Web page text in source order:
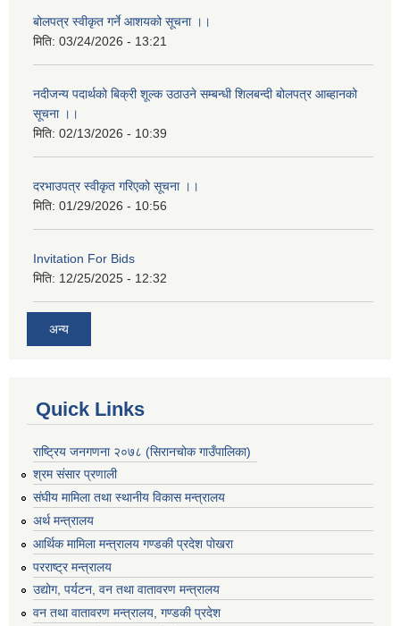
बोलपत्र स्वीकृत गर्ने आशयको सूचना ।।
मिति: 03/24/2026 - 13:21
नदीजन्य पदार्थको बिक्री शूल्क उठाउने सम्बन्धी शिलबन्दी बोलपत्र आब्हानको
सूचना ।।
मिति: 02/13/2026 - 10:39
दरभाउपत्र स्वीकृत गरिएको सूचना ।।
मिति: 01/29/2026 - 10:56
Invitation For Bids
मिति: 12/25/2025 - 12:32
अन्य
Quick Links
राष्ट्रिय जनगणना २०७८ (सिरानचोक गाउँपालिका)
श्रम संसार प्रणाली
संघीय मामिला तथा स्थानीय विकास मन्त्रालय
अर्थ मन्त्रालय
आर्थिक मामिला मन्त्रालय गण्डकी प्रदेश पोखरा
परराष्ट्र मन्त्रालय
उद्योग, पर्यटन, वन तथा वातावरण मन्त्रालय
वन तथा वातावरण मन्त्रालय, गण्डकी प्रदेश